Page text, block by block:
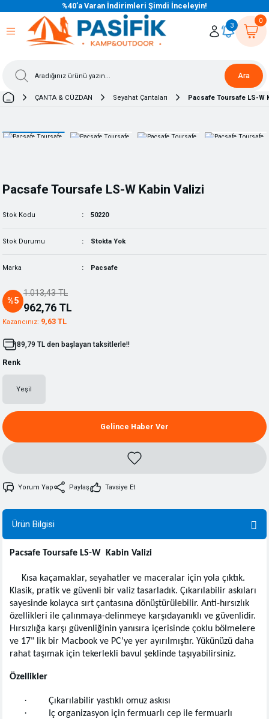
%40’a Varan İndirimleri Şimdi İnceleyin!
Ara
3
0
ÇANTA & CÜZDAN Seyahat Çantaları Pacsafe Toursafe LS-W
Pacsafe Toursafe LS-W Kabin Valizi
Stok Kodu 50220
Stok Durumu Stokta Yok
Marka Pacsafe
%5
1.013,43 TL
962,76 TL
Kazancınız: 9,63 TL
89,79 TL den başlayan taksitlerle!!
Renk
Yeşil
Gelince Haber Ver
Yorum Yap Paylaş Tavsiye Et
Ürün Bilgisi
Pacsafe Toursafe LS-W Kabin Valizi
Kısa kaçamaklar, seyahatler ve maceralar için yola çıktık.
Klasik, pratik ve güvenli bir valiz tasarladık. Çıkarılabilir askıları
sayesinde kolayca sırt çantasına dönüştürülebilir. Anti-hırsızlık
özellikleri ile çalınmaya-delinmeye karşıdayanıklı ve güvenlidir.
Hırsızlığa karşı güvenliğinin yanısıra içerisinde çoklu bölmelere
ve 17" lik bir Macbook ve PC'ye yer ayırılmıştır. Yükünüzü daha
rahat taşımak için tekerlekli bavul şeklinde taşıyabilirsiniz.
Özellikler
· Çıkarılabilir yastıklı omuz askısı
·
Iç organizasyon için fermuarlı cep ile fermuarlı